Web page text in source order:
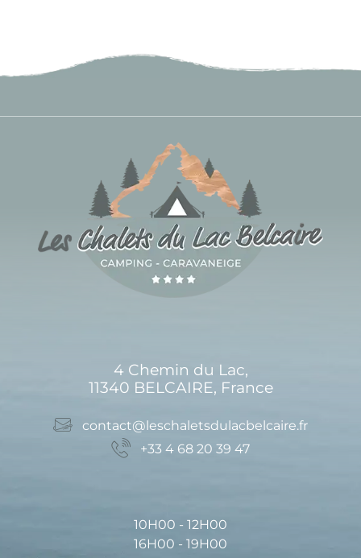
4 Chemin du Lac,
11340 BELCAIRE, France
contact@leschaletsdulacbelcaire.fr
+33 4 68 20 39 47
10H00 - 12H00
16H00 - 19H00